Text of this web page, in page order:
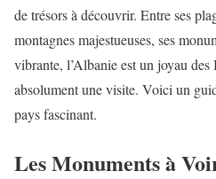
de trésors à découvrir. Entre ses
montagnes majestueuses, ses
vibrante, l’Albanie est un joyau
absolument une visite. Voici un
pays fascinant.
Les Monuments à